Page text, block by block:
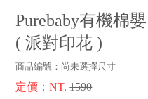
客服專區
Purebaby有機棉
(派對印花 )
商品編號： 尚未選擇尺寸
定價：NT.1590